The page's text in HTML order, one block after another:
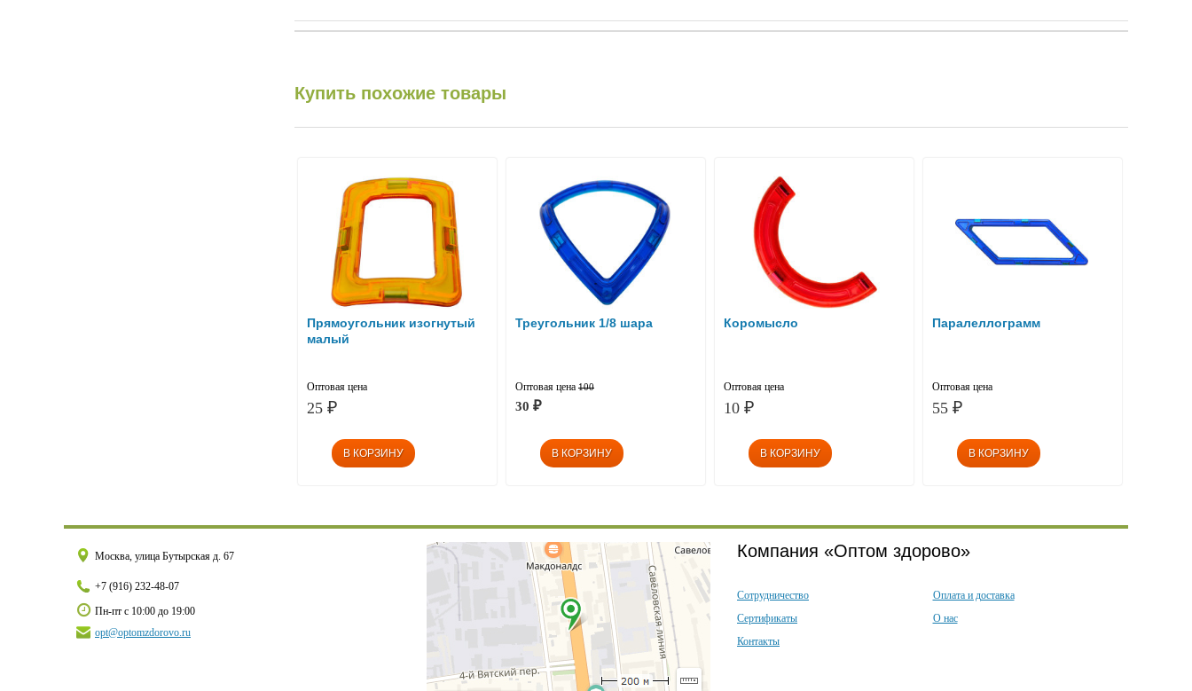
Купить похожие товары
Прямоугольник изогнутый
малый
Оптовая цена
25 ₽
Треугольник 1/8 шара
Оптовая цена 100
30 ₽
Коромысло
Оптовая цена
10 ₽
Паралеллограмм
Оптовая цена
55 ₽
Москва, улица Бутырская д. 67
+7 (916) 232-48-07
Пн-пт с 10:00 до 19:00
opt@optomzdorovo.ru
Компания «Оптом здорово»
Сотрудничество
Оплата и доставка
Сертификаты
О нас
Контакты